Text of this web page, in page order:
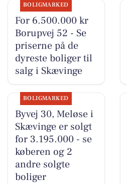
BOLIGMARKED
For 6.500.000 kr
Borupvej 52 - Se
priserne på de
dyreste boliger til
salg i Skævinge
BOLIGMARKED
Byvej 30, Meløse i
Skævinge er solgt
for 3.195.000 - se
køberen og 2
andre solgte
boliger